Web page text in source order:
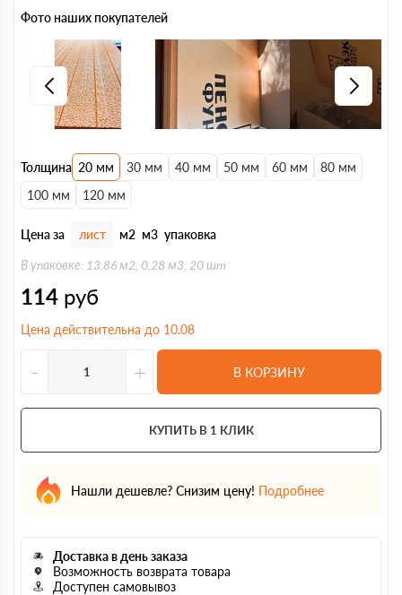
Толщина 20 мм 30 мм 40 мм 50 мм 60 мм
80 мм
100 мм
120 мм
Цена за лист м2 м3 упаковка
В упаковке: 13.86 м2, 0.28 м3, 20 шт
114 руб
Цена действительна до 10.08
- + В КОРЗИНУ
КУПИТЬ В 1 КЛИК
Нашли дешевле? Снизим цену! Подробнее
Фото наших покупателей
Доставка в день заказа
Возможность возврата товара
Доступен самовывоз